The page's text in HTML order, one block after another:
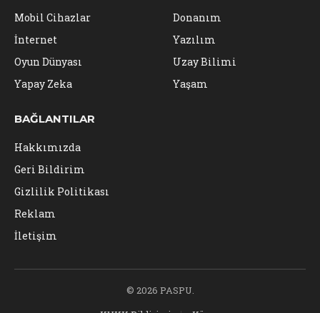
Mobil Cihazlar
İnternet
Oyun Dünyası
Yapay Zeka
Donanım
Yazılım
Uzay Bilimi
Yaşam
BAĞLANTILAR
Hakkımızda
Geri Bildirim
Gizlilik Politikası
Reklam
İletişim
© 2026 PASPU.